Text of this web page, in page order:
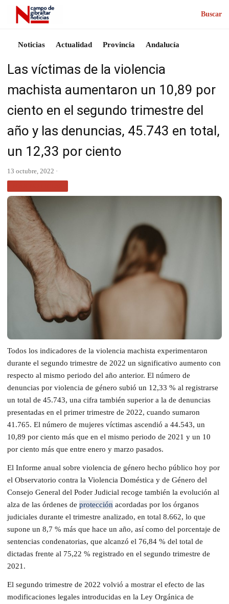
Buscar
Noticias Actualidad Provincia Andalucía
Las víctimas de la violencia
machista aumentaron un 10,89 por
ciento en el segundo trimestre del
año y las denuncias, 45.743 en total,
un 12,33 por ciento
13 octubre, 2022 ·
Todos los indicadores de la violencia machista experimentaron
durante el segundo trimestre de 2022 un significativo aumento con
respecto al mismo periodo del año anterior. El número de
denuncias por violencia de género subió un 12,33 % al registrarse
un total de 45.743, una cifra también superior a la de denuncias
presentadas en el primer trimestre de 2022, cuando sumaron
41.765. El número de mujeres víctimas ascendió a 44.543, un
10,89 por ciento más que en el mismo periodo de 2021 y un 10
por ciento más que entre enero y marzo pasados.
El Informe anual sobre violencia de género hecho público hoy por
el Observatorio contra la Violencia Doméstica y de Género del
Consejo General del Poder Judicial recoge también la evolución al
alza de las órdenes de protección acordadas por los órganos
judiciales durante el trimestre analizado, en total 8.662, lo que
supone un 8,7 % más que hace un año, así como del porcentaje de
sentencias condenatorias, que alcanzó el 76,84 % del total de
dictadas frente al 75,22 % registrado en el segundo trimestre de
2021.
El segundo trimestre de 2022 volvió a mostrar el efecto de las
modificaciones legales introducidas en la Ley Orgánica de